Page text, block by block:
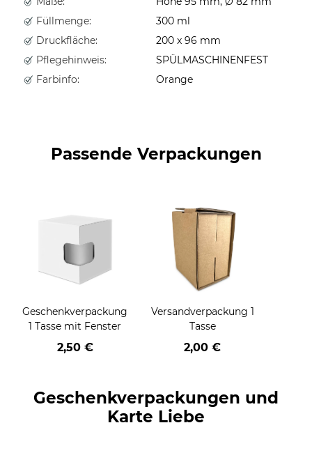
Füllmenge:
300 ml
Druckfläche:
200 x 96 mm
Pflegehinweis:
SPÜLMASCHINENFEST
Farbinfo:
Orange
Passende Verpackungen
Geschenkverpackung
1 Tasse mit Fenster
2,50 €
Versandverpackung 1
Tasse
2,00 €
Geschenkverpackungen und
Karte Liebe